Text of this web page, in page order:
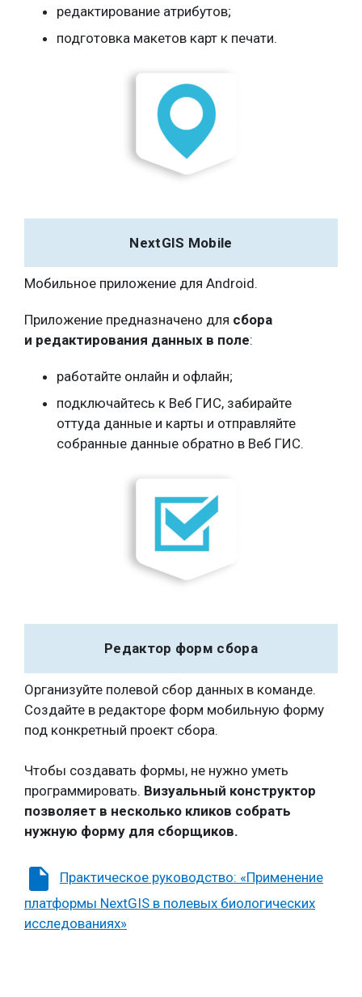
редактирование атрибутов;
подготовка макетов карт к печати.
NextGIS Mobile
Мобильное приложение для Android.
Приложение предназначено для сбора
и редактирования данных в поле:
работайте онлайн и офлайн;
подключайтесь к Веб ГИС, забирайте
оттуда данные и карты и отправляйте
собранные данные обратно в Веб ГИС.
Редактор форм сбора
Организуйте полевой сбор данных в команде.
Создайте в редакторе форм мобильную форму
под конкретный проект сбора.
Чтобы создавать формы, не нужно уметь
программировать. Визуальный конструктор
позволяет в несколько кликов собрать
нужную форму для сборщиков.
insert_drive_file
Практическое руководство: «Применение
платформы NextGIS в полевых биологических
исследованиях»